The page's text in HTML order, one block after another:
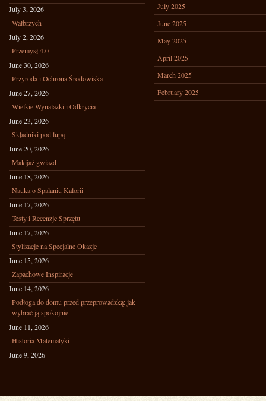
July 3, 2026
Wałbrzych
July 2, 2026
Przemysł 4.0
June 30, 2026
Przyroda i Ochrona Środowiska
June 27, 2026
Wielkie Wynalazki i Odkrycia
June 23, 2026
Składniki pod lupą
June 20, 2026
Makijaż gwiazd
June 18, 2026
Nauka o Spalaniu Kalorii
June 17, 2026
Testy i Recenzje Sprzętu
June 17, 2026
Stylizacje na Specjalne Okazje
June 15, 2026
Zapachowe Inspiracje
June 14, 2026
Podłoga do domu przed przeprowadzką: jak
wybrać ją spokojnie
June 11, 2026
Historia Matematyki
June 9, 2026
July 2025
June 2025
May 2025
April 2025
March 2025
February 2025